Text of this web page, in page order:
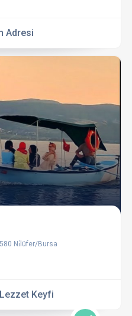
Adresi
Ni̇lüfer/Bursa
Keyfi